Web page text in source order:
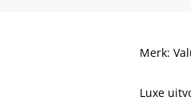
Merk:
Luxe